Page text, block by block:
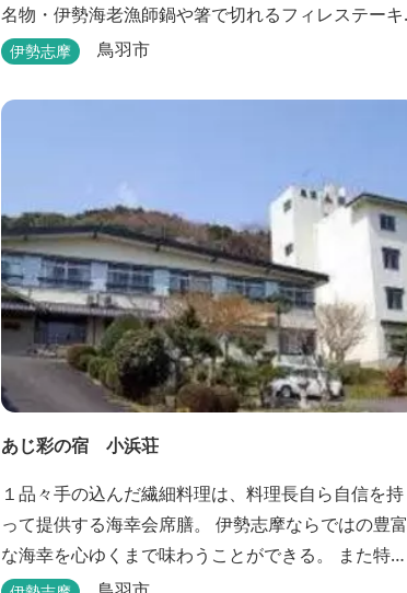
名物・伊勢海老漁師鍋や箸で切れるフィレステーキ
等を、会席料理では新鮮な伊勢志摩の食材をお楽し
伊勢志摩 鳥羽市
あじ彩の宿 小浜荘
１品々手の込んだ繊細料理は、料理長自ら自信を持
って提供する海幸会席膳。 伊勢志摩ならではの豊富
な海幸を心ゆくまで味わうことができる。 また特典
付プランや限定プランもあるのでお見逃しなく。